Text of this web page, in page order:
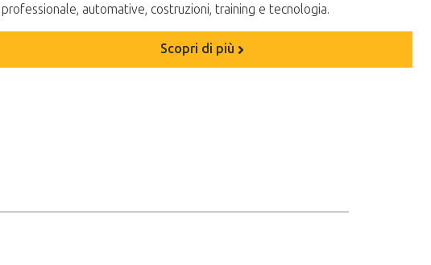
professionale, automative, costruzioni, training e tecnologia.
Scopri di più